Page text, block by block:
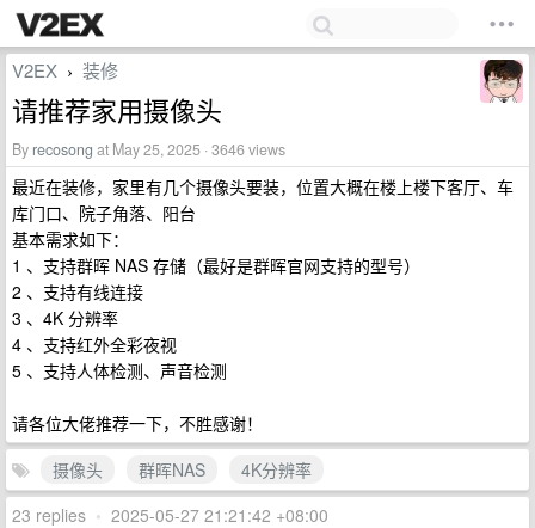
V2EX › 装修
请推荐家用摄像头
By recosong at May 25, 2025 · 3646 views
最近在装修，家里有几个摄像头要装，位置大概在楼上楼下客厅、车
库门口、院子角落、阳台
基本需求如下：
1 、支持群晖 NAS 存储（最好是群晖官网支持的型号）
2 、支持有线连接
3 、4K 分辨率
4 、支持红外全彩夜视
5 、支持人体检测、声音检测
请各位大佬推荐一下，不胜感谢！
摄像头
群晖NAS
4K分辨率
23 replies • 2025-05-27 21:21:42 +08:00